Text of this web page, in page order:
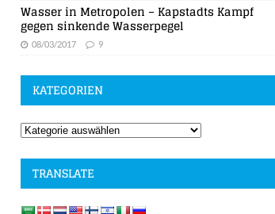
Wasser in Metropolen – Kapstadts Kampf
gegen sinkende Wasserpegel
08/03/2017 9
KATEGORIEN
TRANSLATE